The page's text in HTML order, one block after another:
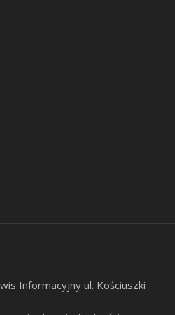
Informacyjny ul. Kościuszki